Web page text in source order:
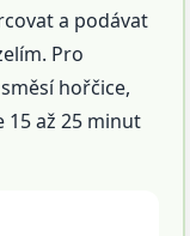
a podávat
Pro
hořčice,
15 až 25 minut